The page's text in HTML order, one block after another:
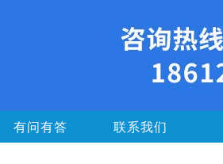
有问有答 联系我们